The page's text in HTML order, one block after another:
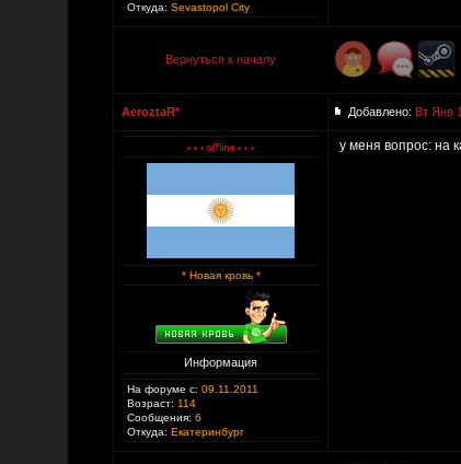
Откуда: Sevastopol City
Вернуться к началу
AeroztaR* Добавлено: Вт Янв
* Новая кровь *
Информация
На форуме с: 09.11.2011
Возраст: 114
Сообщения: 6
Откуда: Екатеринбург
у меня вопрос: на